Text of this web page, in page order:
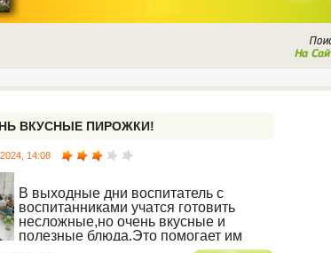
ВКУСНЫЕ ПИРОЖКИ!
14:08
В выходные дни воспитатель с
воспитанниками учатся готовить
несложные,но очень вкусные и
полезные блюда.Это помогает им